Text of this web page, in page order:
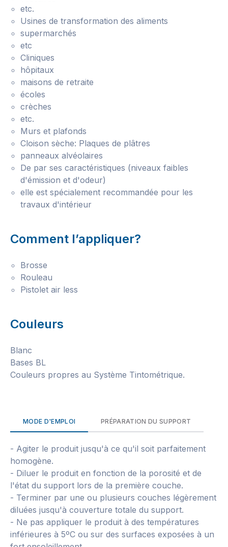
etc.
Usines de transformation des aliments
supermarchés
etc
Cliniques
hôpitaux
maisons de retraite
écoles
crèches
etc.
Murs et plafonds
Cloison sèche: Plaques de plâtres
panneaux alvéolaires
De par ses caractéristiques (niveaux faibles
d'émission et d'odeur)
elle est spécialement recommandée pour les
travaux d'intérieur
Comment l’appliquer?
Brosse
Rouleau
Pistolet air less
Couleurs
Blanc
Bases BL
Couleurs propres au Système Tintométrique.
MODE D'EMPLOI PRÉPARATION DU SUPPORT
- Agiter le produit jusqu'à ce qu'il soit parfaitement
homogène.
- Diluer le produit en fonction de la porosité et de
l'état du support lors de la première couche.
- Terminer par une ou plusieurs couches légèrement
diluées jusqu'à couverture totale du support.
- Ne pas appliquer le produit à des températures
inférieures à 5ºC ou sur des surfaces exposées à un